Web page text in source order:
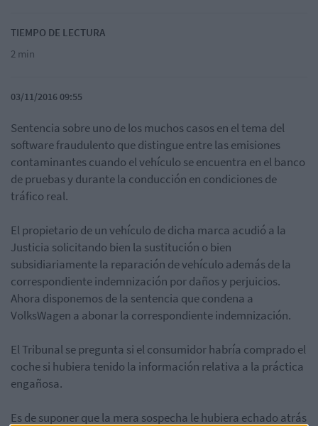
TIEMPO DE LECTURA
2 min
03/11/2016 09:55
Sentencia sobre uno de los muchos casos en el tema del
software fraudulento que distingue entre las emisiones
contaminantes cuando el vehículo se encuentra en el banco
de pruebas y durante la conducción en condiciones de
tráfico real.
El propietario de un vehículo de dicha marca acudió a la
Justicia solicitando bien la sustitución o bien
subsidiariamente la reparación de vehículo además de la
correspondiente indemnización por daños y perjuicios.
Ahora disponemos de la sentencia que condena a
VolksWagen a abonar la correspondiente indemnización.
El Tribunal se pregunta si el consumidor habría comprado el
coche si hubiera tenido la información relativa a la práctica
engañosa.
Es de suponer que la mera sospecha le hubiera echado atrás